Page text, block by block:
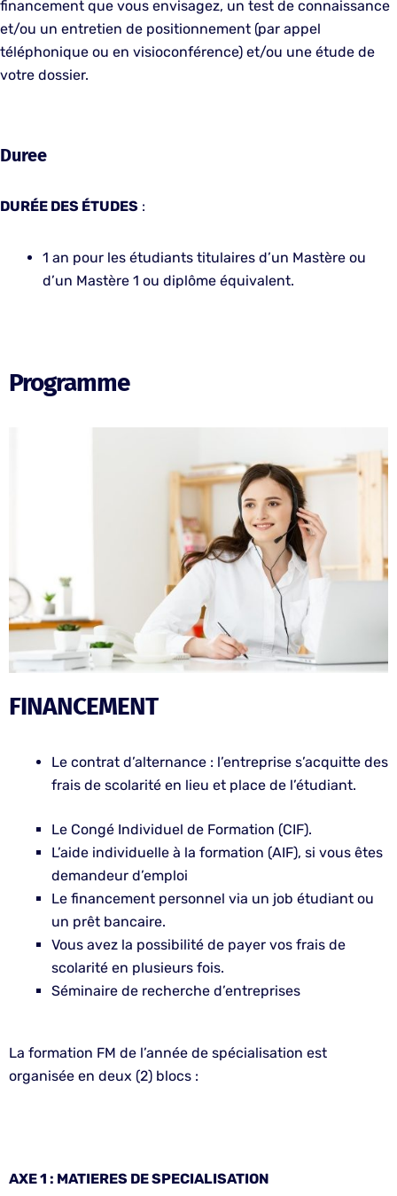
financement que vous envisagez, un test de connaissance
et/ou un entretien de positionnement (par appel
téléphonique ou en visioconférence) et/ou une étude de
votre dossier.
Duree
DURÉE DES ÉTUDES :
1 an pour les étudiants titulaires d’un Mastère ou
d’un Mastère 1 ou diplôme équivalent.
Programme
FINANCEMENT
Le contrat d’alternance : l’entreprise s’acquitte des
frais de scolarité en lieu et place de l’étudiant.
Le Congé Individuel de Formation (CIF).
L’aide individuelle à la formation (AIF), si vous êtes
demandeur d’emploi
Le financement personnel via un job étudiant ou
un prêt bancaire.
Vous avez la possibilité de payer vos frais de
scolarité en plusieurs fois.
Séminaire de recherche d’entreprises
La formation FM de l’année de spécialisation est
organisée en deux (2) blocs :
AXE 1 : MATIERES DE SPECIALISATION